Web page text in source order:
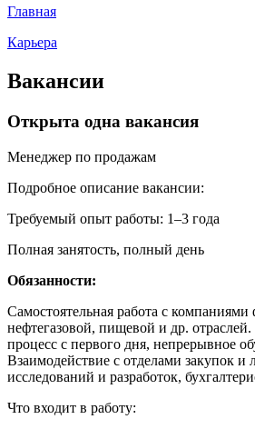
Главная
Карьера
Вакансии
Открыта одна вакансия
Менеджер по продажам
Подробное описание вакансии:
Требуемый опыт работы: 1–3 года
Полная занятость, полный день
Обязанности:
Самостоятельная работа с компаниями
нефтегазовой, пищевой и др.
процесс с первого дня, непрерывное
Взаимодействие с отделами закупок и
исследований и разработок,
Что входит в работу: